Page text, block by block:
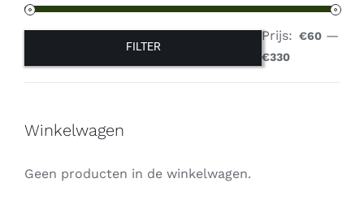
FILTER
Prijs: €60 —
€330
Winkelwagen
Geen producten in de winkelwagen.